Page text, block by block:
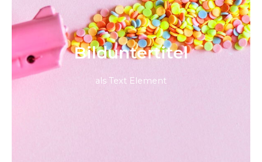
Bild­unter­titel
als Text Element